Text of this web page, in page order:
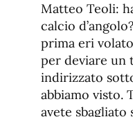
Matteo Teoli:
calcio
prima eri
per deviare un
indirizzato
abbiamo visto.
avete sbagliato